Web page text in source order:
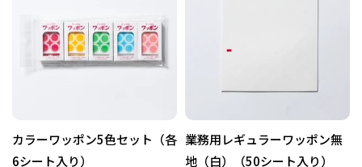
カラーワッポン5色セット（各
6シート入り）
業務用レギュラーワッポン無
地（白）（50シート入り）